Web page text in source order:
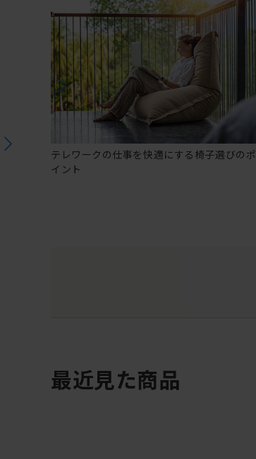
テレワークの仕事を快適にする椅子選びのポ
イント
最近見た商品